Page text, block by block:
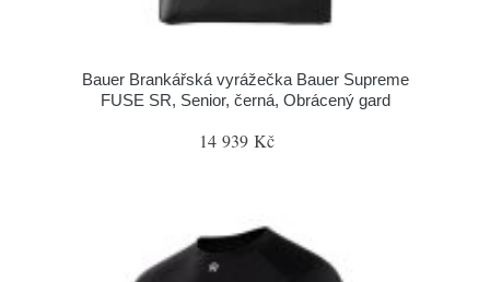
Bauer Brankářská vyrážečka Bauer Supreme
FUSE SR, Senior, černá, Obrácený gard
14 939 Kč